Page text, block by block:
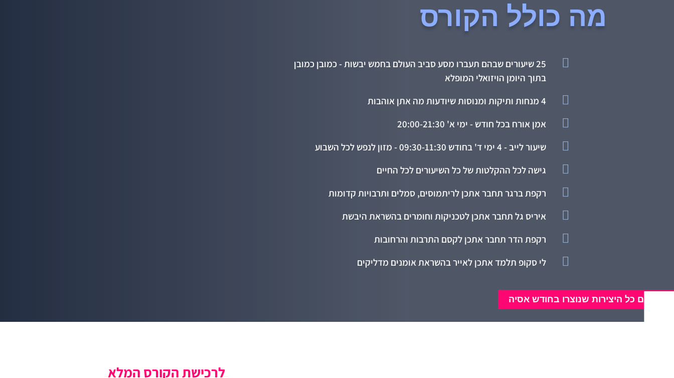
מה כולל הקורס

25 שיעורים שבהם תעברו מסע סביב העולם בחמש יבשות - כמובן כמובן
בתוך היומן הויזואלי המופלא
 4 מנחות ותיקות ומנוסות שיודעות מה אתן אוהבות
 אמן אורח בכל חודש - ימי א' 20:00-21:30
 שיעור לייב - 4 ימי ד' בחודש 09:30-11:30 - מזון לנפש לכל השבוע
 גישה לכל ההקלטות של כל השיעורים לכל החיים
 רקפת ברגר תחבר אתכן לריתמוסים, סמלים ותרבויות קדומות
 איריס גל תחבר אתכן לטכניקות וחומרים בהשראת היבשת
 רקפת הדר תחבר אתכן לקסם התרבות והרחובות
 לי סקופ תלמד אתכן לאייר בהשראת אומנים מדליקים
אלבום כל היצירות שנוצרו בחודש אסיה
לרכישת הקורס המלא